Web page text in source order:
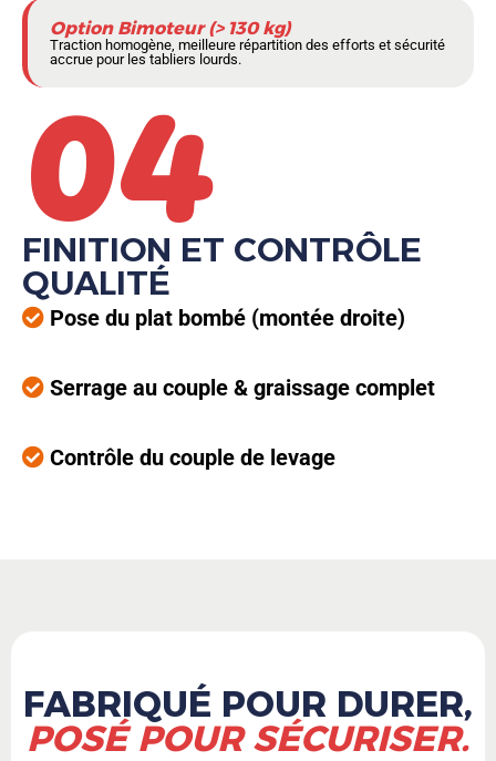
Option Bimoteur (> 130 kg)
Traction homogène, meilleure répartition des efforts et sécurité
accrue pour les tabliers lourds.
04
FINITION ET CONTRÔLE
QUALITÉ
Pose du plat bombé (montée droite)
Serrage au couple & graissage complet
Contrôle du couple de levage
FABRIQUÉ POUR DURER,​
POSÉ POUR SÉCURISER.